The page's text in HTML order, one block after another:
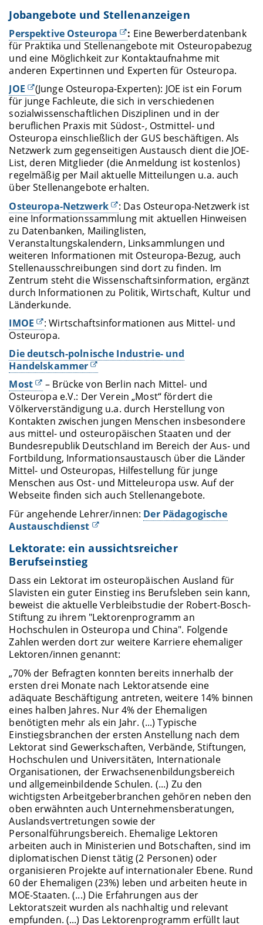
Jobangebote und Stellenanzeigen
Perspektive Osteuropa : Eine Bewerberdatenbank
für Praktika und Stellenangebote mit Osteuropabezug
und eine Möglichkeit zur Kontaktaufnahme mit
anderen Expertinnen und Experten für Osteuropa.
JOE
(Junge Osteuropa-Experten): JOE ist ein Forum
für junge Fachleute, die sich in verschiedenen
sozialwissenschaftlichen Disziplinen und in der
beruflichen Praxis mit Südost-, Ostmittel- und
Osteuropa einschließlich der GUS beschäftigen. Als
Netzwerk zum gegenseitigen Austausch dient die JOE-
List, deren Mitglieder (die Anmeldung ist kostenlos)
regelmäßig per Mail aktuelle Mitteilungen u.a. auch
über Stellenangebote erhalten.
Osteuropa-Netzwerk
: Das Osteuropa-Netzwerk ist
eine Informationssammlung mit aktuellen Hinweisen
zu Datenbanken, Mailinglisten,
Veranstaltungskalendern, Linksammlungen und
weiteren Informationen mit Osteuropa-Bezug, auch
Stellenausschreibungen sind dort zu finden. Im
Zentrum steht die Wissenschaftsinformation, ergänzt
durch Informationen zu Politik, Wirtschaft, Kultur und
Länderkunde.
IMOE
: Wirtschaftsinformationen aus Mittel- und
Osteuropa.
Die deutsch-polnische Industrie- und
Handelskammer
Most
– Brücke von Berlin nach Mittel- und
Osteuropa e.V.: Der Verein „Most“ fördert die
Völkerverständigung u.a. durch Herstellung von
Kontakten zwischen jungen Menschen insbesondere
aus mittel- und osteuropäischen Staaten und der
Bundesrepublik Deutschland im Bereich der Aus- und
Fortbildung, Informationsaustausch über die Länder
Mittel- und Osteuropas, Hilfestellung für junge
Menschen aus Ost- und Mitteleuropa usw. Auf der
Webseite finden sich auch Stellenangebote.
Für angehende Lehrer/innen: Der Pädagogische
Austauschdienst
Lektorate: ein aussichtsreicher
Berufseinstieg
Dass ein Lektorat im osteuropäischen Ausland für
Slavisten ein guter Einstieg ins Berufsleben sein kann,
beweist die aktuelle Verbleibstudie der Robert-Bosch-
Stiftung zu ihrem "Lektorenprogramm an
Hochschulen in Osteuropa und China". Folgende
Zahlen werden dort zur weitere Karriere ehemaliger
Lektoren/innen genannt:
„70% der Befragten konnten bereits innerhalb der
ersten drei Monate nach Lektoratsende eine
adäquate Beschäftigung antreten, weitere 14% binnen
eines halben Jahres. Nur 4% der Ehemaligen
benötigten mehr als ein Jahr. (...) Typische
Einstiegsbranchen der ersten Anstellung nach dem
Lektorat sind Gewerkschaften, Verbände, Stiftungen,
Hochschulen und Universitäten, Internationale
Organisationen, der Erwachsenenbildungsbereich
und allgemeinbildende Schulen. (...) Zu den
wichtigsten Arbeitgeberbranchen gehören neben den
oben erwähnten auch Unternehmensberatungen,
Auslandsvertretungen sowie der
Personalführungsbereich. Ehemalige Lektoren
arbeiten auch in Ministerien und Botschaften, sind im
diplomatischen Dienst tätig (2 Personen) oder
organisieren Projekte auf internationaler Ebene. Rund
60 der Ehemaligen (23%) leben und arbeiten heute in
MOE-Staaten. (...) Die Erfahrungen aus der
Lektoratszeit wurden als nachhaltig und relevant
empfunden. (...) Das Lektorenprogramm erfüllt laut